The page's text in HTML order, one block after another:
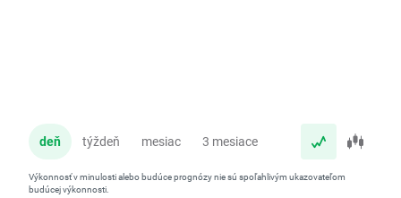
deň týždeň mesiac 3 mesiace
Výkonnosť v minulosti alebo budúce prognózy nie sú spoľahlivým ukazovateľom
budúcej výkonnosti.